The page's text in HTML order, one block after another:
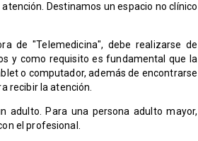
Destinamos un espacio no clínico
de "Telemedicina", debe realizarse de
y como requisito es fundamental que la
o computador, además de encontrarse
recibir la atención.
adulto. Para una persona adulto mayor,
el profesional.